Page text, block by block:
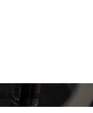
ditt fordon.